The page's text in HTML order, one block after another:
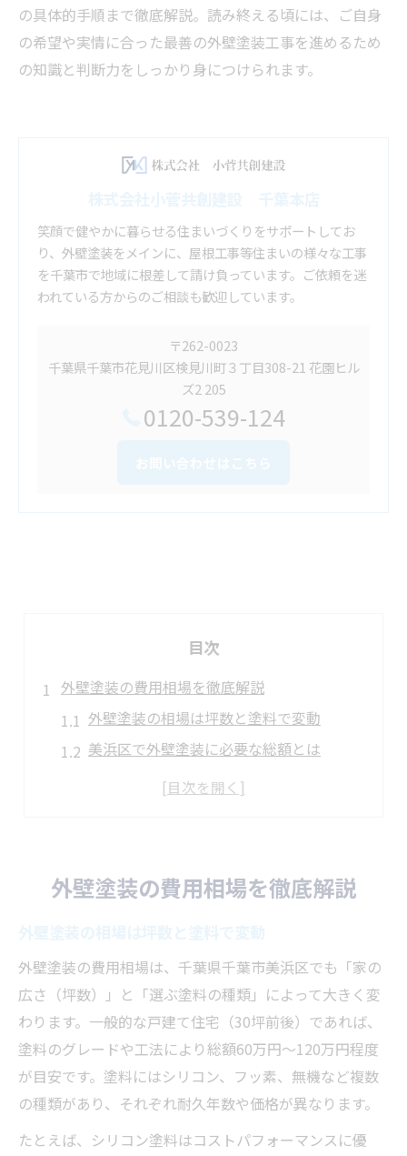
の具体的手順まで徹底解説。読み終える頃には、ご自身
の希望や実情に合った最善の外壁塗装工事を進めるため
の知識と判断力をしっかり身につけられます。
笑顔で健やかに暮らせる住まいづくりをサポートしてお
り、外壁塗装をメインに、屋根工事等住まいの様々な工事
を千葉市で地域に根差して請け負っています。ご依頼を迷
われている方からのご相談も歓迎しています。
〒262-0023
千葉県千葉市花見川区検見川町３丁目308-21 花園ヒル
ズ2 205
0120-539-124
目次
外壁塗装の費用相場を徹底解説
外壁塗装の相場は坪数と塗料で変動
美浜区で外壁塗装に必要な総額とは
外壁塗装工事の見積もり比較ポイント
千葉市で使える補助金の条件とは
外壁塗装で申請できる千葉市の補助金
助成金の申請タイミングと注意点を解説
千葉市での外壁塗装助成事例と流れ
補助金申請前に確認すべき重要な書類
美浜区で失敗しない色選びの秘訣
外壁塗装で避けたい後悔しやすい色
汚れや退色に強い外壁塗装のカラー術
外壁塗装の費用相場を徹底解説
外壁塗装の費用相場は、千葉県千葉市美浜区でも「家の
広さ（坪数）」と「選ぶ塗料の種類」によって大きく変
わります。一般的な戸建て住宅（30坪前後）であれば、
塗料のグレードや工法により総額60万円〜120万円程度
が目安です。塗料にはシリコン、フッ素、無機など複数
の種類があり、それぞれ耐久年数や価格が異なります。
たとえば、シリコン塗料はコストパフォーマンスに優